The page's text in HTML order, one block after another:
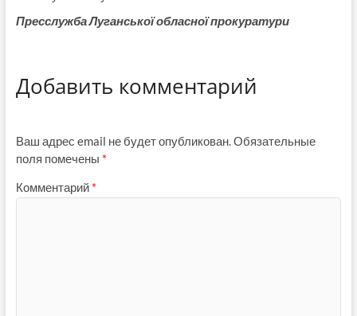
Пресслужба Луганської обласної прокуратури
Добавить комментарий
Ваш адрес email не будет опубликован.Обязательные
поля помечены *
Комментарий *